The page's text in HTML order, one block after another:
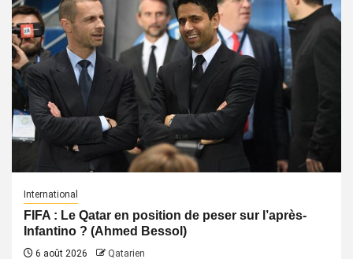
International
FIFA : Le Qatar en position de peser sur l’après-
Infantino ? (Ahmed Bessol)
6 août 2026 Qatarien